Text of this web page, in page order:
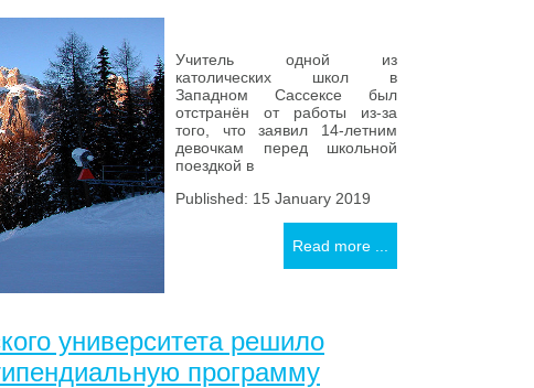
Учитель одной из
католических школ в
Западном Сассексе был
отстранён от работы из-за
того, что заявил 14-летним
девочкам перед школьной
поездкой в
Published: 15 January 2019
Read more ...
университета решило
программу